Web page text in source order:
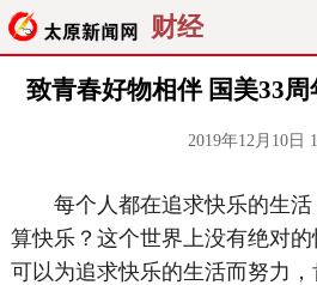
财经
致青春好物相伴 国美33
2019年12月10日
每个人都在追求快乐的生活
算快乐？这个世界上没有绝对
可以为追求快乐的生活而努力